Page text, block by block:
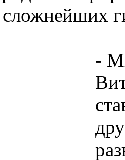
сложнейших
-